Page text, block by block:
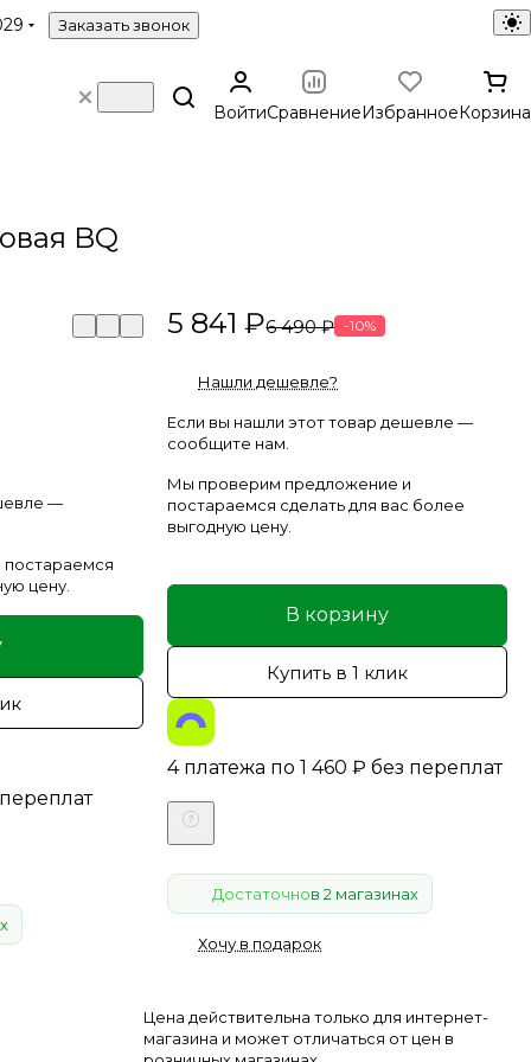
Заказать звонок
ВойтиСравнениеИзбранноеКорзина
BQ
—
цену.
5 841 ₽6 490 ₽ -10%
Нашли дешевле?
Если вы нашли этот товар дешевле —
сообщите нам.
Мы проверим предложение и
постараемся сделать для вас более
выгодную цену.
В корзину
Купить в 1 клик
4 платежа по1 460₽без переплат
Достаточнов 2 магазинах
Хочу в подарок
Цена действительна только для интернет-
магазина и может отличаться от цен в